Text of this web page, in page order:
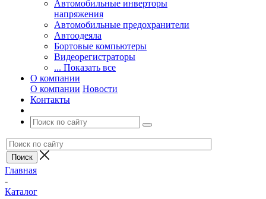
Автомобильные инверторы
напряжения
Автомобильные предохранители
Автоодеяла
Бортовые компьютеры
Видеорегистраторы
... Показать все
О компании
О компании Новости
Контакты
Главная
-
Каталог